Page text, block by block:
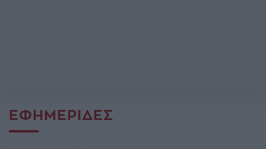
ΕΦΗΜΕΡΊΔΕΣ